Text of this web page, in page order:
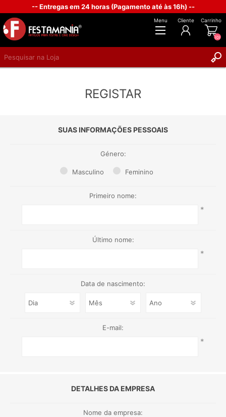
-- Entregas em 24 horas (Pagamento até às 16h) --
Menu Cliente Carrinho
(0)
REGISTAR
SUAS INFORMAÇÕES PESSOAIS
Género:
Masculino Feminino
Primeiro nome:
*
Último nome:
*
Data de nascimento:
E-mail:
*
DETALHES DA EMPRESA
Nome da empresa: